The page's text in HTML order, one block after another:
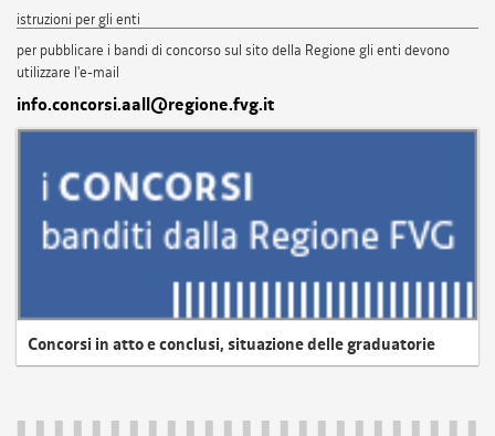
istruzioni per gli enti
per pubblicare i bandi di concorso sul sito della Regione gli enti devono
utilizzare l'e-mail
info.concorsi.aall@regione.fvg.it
Concorsi in atto e conclusi, situazione delle graduatorie